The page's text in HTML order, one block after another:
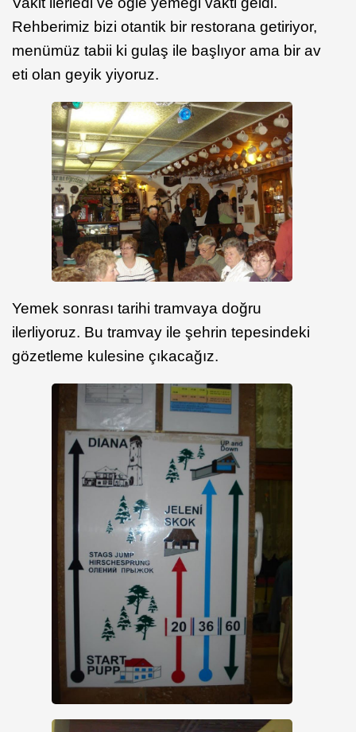
Rehberimiz bizi otantik bir restorana getiriyor,
menümüz tabii ki gulaş ile başlıyor ama bir av
eti olan geyik yiyoruz.
Yemek sonrası tarihi tramvaya doğru
ilerliyoruz. Bu tramvay ile şehrin tepesindeki
gözetleme kulesine çıkacağız.